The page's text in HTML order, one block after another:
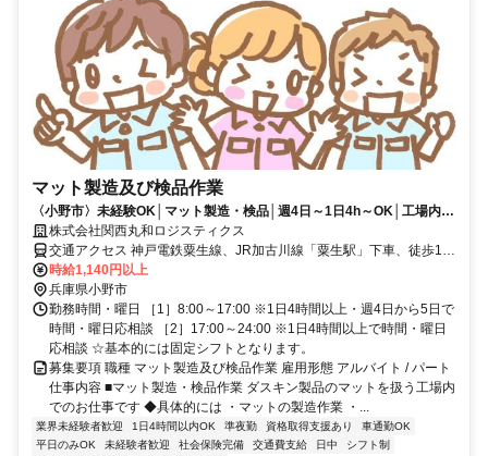
マット製造及び検品作業
〈小野市〉未経験OK│マット製造・検品│週4日～1日4h～OK│工場内シ
ンプル作業
株式会社関西丸和ロジスティクス
交通アクセス 神戸電鉄粟生線、JR加古川線「粟生駅」下車、徒歩10
分
時給1,140円以上
兵庫県小野市
勤務時間・曜日 ［1］8:00～17:00 ※1日4時間以上・週4日から5日で
時間・曜日応相談 ［2］17:00～24:00 ※1日4時間以上で時間・曜日
応相談 ☆基本的には固定シフトとなります。
募集要項 職種 マット製造及び検品作業 雇用形態 アルバイト / パート
仕事内容 ■マット製造・検品作業 ダスキン製品のマットを扱う工場内
でのお仕事です ◆具体的には ・マットの製造作業 ・...
業界未経験者歓迎 1日4時間以内OK 準夜勤 資格取得支援あり
車通勤OK
平日のみOK
未経験者歓迎 社会保険完備 交通費支給 日中
シフト制